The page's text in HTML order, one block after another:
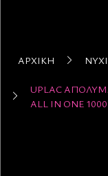
ΑΡΧΙΚΉ
UPLAC
ALL IN ONE